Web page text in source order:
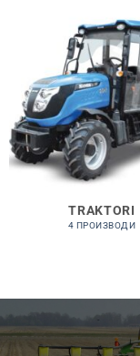
TRAKTORI
4 ПРОИЗВОДИ